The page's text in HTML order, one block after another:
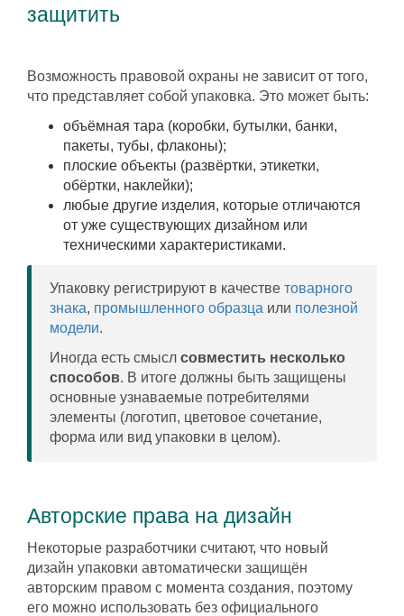
защитить
Возможность правовой охраны не зависит от того,
что представляет собой упаковка. Это может быть:
объёмная тара (коробки, бутылки, банки,
пакеты, тубы, флаконы);
плоские объекты (развёртки, этикетки,
обёртки, наклейки);
любые другие изделия, которые отличаются
от уже существующих дизайном или
техническими характеристиками.
Упаковку регистрируют в качестве товарного
знака, промышленного образца или полезной
модели.
Иногда есть смысл совместить несколько
способов. В итоге должны быть защищены
основные узнаваемые потребителями
элементы (логотип, цветовое сочетание,
форма или вид упаковки в целом).
Авторские права на дизайн
Некоторые разработчики считают, что новый
дизайн упаковки автоматически защищён
авторским правом с момента создания, поэтому
его можно использовать без официального